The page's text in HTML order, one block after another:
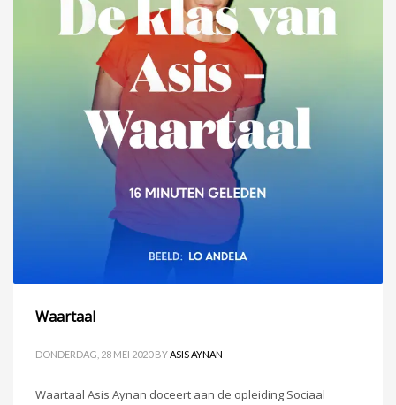
Waartaal
DONDERDAG, 28 MEI 2020 BYASIS AYNAN
Waartaal Asis Aynan doceert aan de opleiding Sociaal